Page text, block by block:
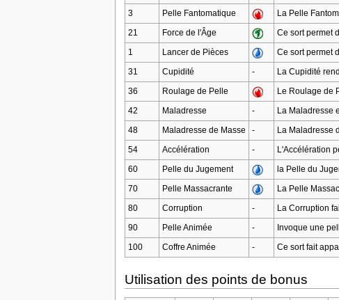
3
Pelle Fantomatique
La Pelle
21
Force de l'Âge
Ce sort permet
1
Lancer de Pièces
Ce sort permet
31
Cupidité -
La Cupidité
36
Roulage de Pelle
Le Roulage de
42
Maladresse -
La Maladresse
48
Maladresse de Masse -
La Maladresse
54
Accélération -
L'Accélération
60
Pelle du Jugement
la Pelle du
70
Pelle Massacrante
La Pelle
80
Corruption -
La Corruption
90
Pelle Animée -
Invoque une
100
Coffre Animée - Ce sort fait
Utilisation des points de bonus